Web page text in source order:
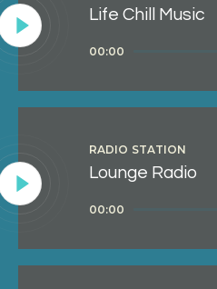
Life Chill Music
Lecteur
00:00
RADIO STATION
Lounge Radio
Lecteur
00:00